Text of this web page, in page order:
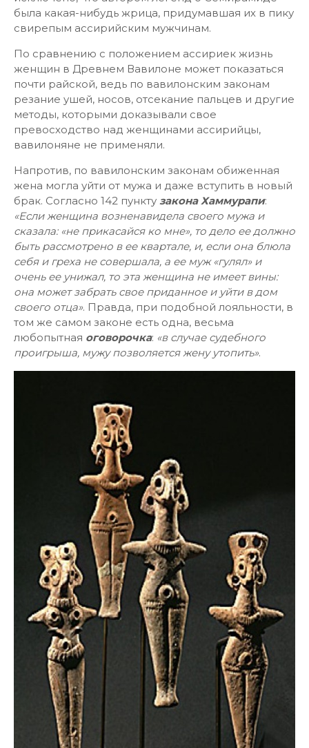
была какая-нибудь жрица, придумавшая их в пику
свирепым ассирийским мужчинам.
По сравнению с положением ассириек жизнь
женщин в Древнем Вавилоне может показаться
почти райской, ведь по вавилонским законам
резание ушей, носов, отсекание пальцев и другие
методы, которыми доказывали свое
превосходство над женщинами ассирийцы,
вавилоняне не применяли.
Напротив, по вавилонским законам обиженная
жена могла уйти от мужа и даже вступить в новый
брак. Согласно 142 пункту закона Хаммурапи:
«Если женщина возненавидела своего мужа и
сказала: «не прикасайся ко мне», то дело ее должно
быть рассмотрено в ее квартале, и, если она блюла
себя и греха не совершала, а ее муж «гулял» и
очень ее унижал, то эта женщина не имеет вины:
она может забрать свое приданное и уйти в дом
своего отца». Правда, при подобной лояльности, в
том же самом законе есть одна, весьма
любопытная оговорочка: «в случае судебного
проигрыша, мужу позволяется жену утопить».